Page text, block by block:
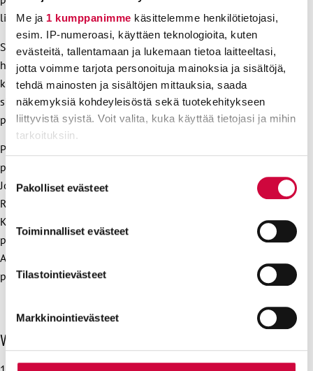
Me ja 1 kumppanimme käsittelemme henkilötietojasi,
esim. IP-numeroasi, käyttäen teknologioita, kuten
evästeitä, tallentamaan ja lukemaan tietoa laitteeltasi,
jotta voimme tarjota personoituja mainoksia ja sisältöjä,
tehdä mainosten ja sisältöjen mittauksia, saada
näkemyksiä kohdeyleisöstä sekä tuotekehitykseen
liittyvistä syistä. Voit valita, kuka käyttää tietojasi ja mihin
tarkoituksiin.
voit määrittää asetuksesi
. Voit muuttaa
parantavia, ja osaa käytetään tilastointi- tai
Suostumuksen
valinta
Pakolliset evästeet
Toiminnalliset evästeet
Tilastointievästeet
Markkinointievästeet
liittojohtajat muistuttavat.
Suomen yhteiskunta on rakentunut vahvaksi
hyvinvointiyhteiskunnaksi, jonka perusta on ihmisen
kohtaaminen ihmisenä. Yhteiskunnan vahvuus mitataan
siinä, miten se pitää kaikista huolta. Suomi pystyy
parempaan.
Päivi Niemi-Laine, Julkisten ja hyvinvointialojen liitto JHL
puheenjohtaja
Jorma Malinen, Ammattiliitto Pro puheenjohtaja
Riku Aalto, Teollisuusliitto puheenjohtaja
Katarina Murto, Opetusalan Ammattijärjestö OAJ
puheenjohtaja
Annika Rönni-Sällinen, Palvelualojen ammattiliitto PAM
puheenjohtaja
O
h
i
Viimeisimmät uutiset